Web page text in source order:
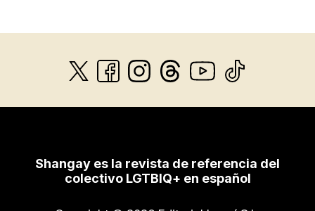
Shangay es la revista de referencia del
colectivo LGTBIQ+ en español